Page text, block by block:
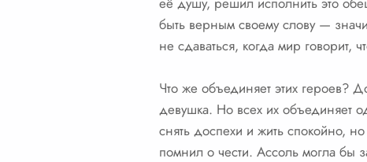
быть верным своему слову —
не сдаваться, когда мир говорит,
Что же объединяет этих
девушка. Но всех их объединяет
снять доспехи и жить спокойно,
помнил о чести. Ассоль могла бы